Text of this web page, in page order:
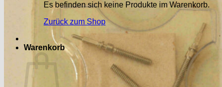
Es befinden sich keine Produkte im Warenkorb.
Zurück zum Shop
Warenkorb